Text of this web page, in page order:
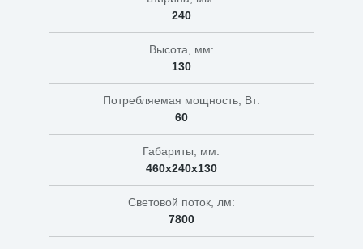
240
Высота, мм:
130
Потребляемая мощность, Вт:
60
Габариты, мм:
460х240х130
Световой поток, лм:
7800